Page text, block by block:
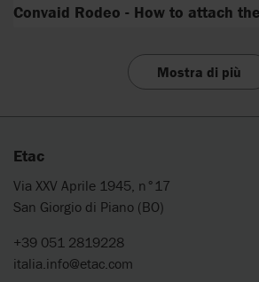
Convaid Rodeo - How to attach
Mostra di più
Etac
Via XXV Aprile 1945, n°17
San Giorgio di Piano (BO)
+39 051 2819228
italia.info@etac.com